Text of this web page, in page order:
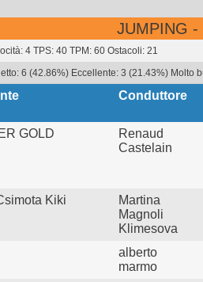
JUMPING -
4 TPS: 40 TPM: 60 Ostacoli: 21
6 (42.86%) Eccellente: 3 (21.43%) Molto
Conduttore
GOLD
Renaud
Castelain
Kiki
Martina
Magnoli
Klimesova
alberto
marmo